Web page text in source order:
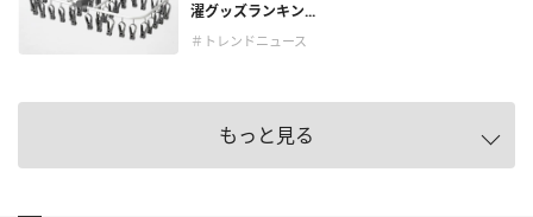
濯グッズランキン...
＃トレンドニュース
もっと見る